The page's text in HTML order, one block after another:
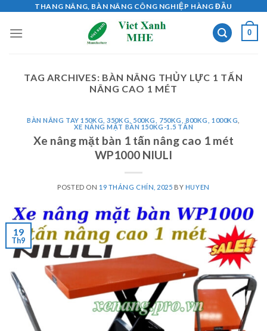
content
THANG NÂNG, BÀN NÂNG CÔNG NGHIỆP HÀNG ĐẦU
0
TAG ARCHIVES: BÀN NÂNG THỦY LỰC 1 TẤN
NÂNG CAO 1 MÉT
BÀN NÂNG TAY 150KG, 350KG, 500KG, 750KG, 800KG, 1000KG
XE NÂNG MẶT BÀN 150KG-1.5 TẤN
Xe nâng mặt bàn 1 tấn nâng cao 1 mét
WP1000 NIULI
POSTED ON 19 THÁNG CHÍN, 2025 BY HUYEN
19
Th9